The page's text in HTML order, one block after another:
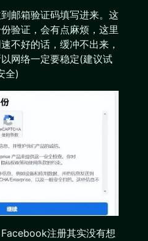
邮箱验证码填写进来。这
验证，会有点麻烦，这里
不好的话，缓冲不出来，
网络一定要稳定(建议试
全)
注册其实没有想